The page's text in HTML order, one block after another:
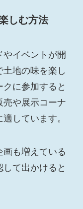
しむ方法
イベントが開
地の味を楽し
に参加すると
売や展示コーナ
しています。
も増えている
て出かけると